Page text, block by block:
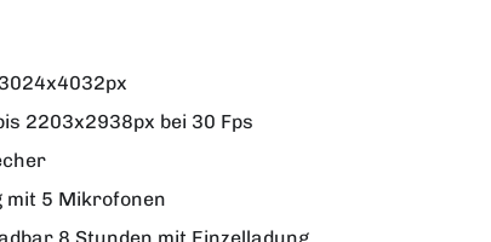
2203x2938px bei 30 Fps
mit 5 Mikrofonen